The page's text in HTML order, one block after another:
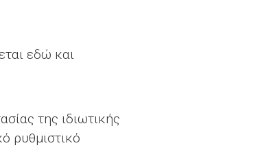
εδώ και
της ιδιωτικής
ρυθμιστικό